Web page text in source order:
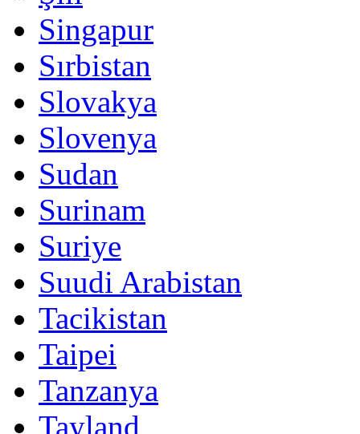
Singapur
Sırbistan
Slovakya
Slovenya
Sudan
Surinam
Suriye
Suudi Arabistan
Tacikistan
Taipei
Tanzanya
Tayland